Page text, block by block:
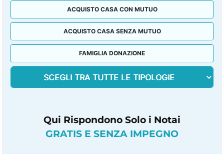
ACQUISTO CASA CON MUTUO
ACQUISTO CASA SENZA MUTUO
FAMIGLIA DONAZIONE
Qui Rispondono Solo i Notai
GRATIS E SENZA IMPEGNO